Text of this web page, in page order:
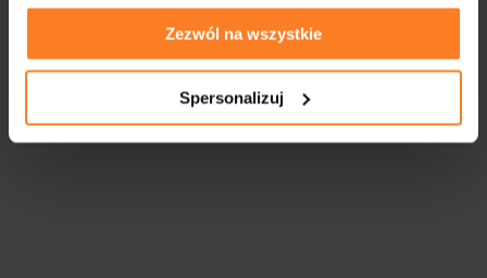
Zezwól na wszystkie
Spersonalizuj